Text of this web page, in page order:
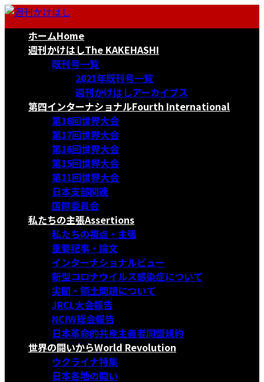
コ
ナ
ホームHome
週刊かけはしThe KAKEHASHI
既刊号一覧
2021年既刊号一覧
週刊かけはしアーカイブス
第四インターナショナルFourth International
第18回世界大会
第17回世界大会
第16回世界大会
第15回世界大会
第11回世界大会
日本支部関連
国際委員会
私たちの主張Assertions
私たちの視点・主張
重要記事・論文
インターナショナルビュー
新型コロナウイルス感染症について
尖閣・領土問題について
JRCL大会報告
NCIW総会報告
日本革命的共産主義者同盟規約
世界の闘いからWorld Revolution
ウクライナ特集
日本各地の闘い